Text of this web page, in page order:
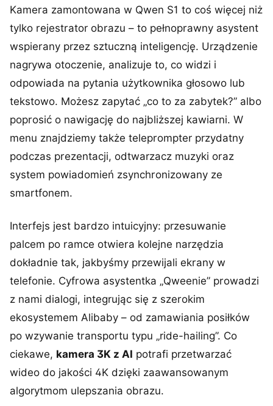
Kamera zamontowana w Qwen S1 to coś więcej niż
tylko rejestrator obrazu – to pełnoprawny asystent
wspierany przez sztuczną inteligencję. Urządzenie
nagrywa otoczenie, analizuje to, co widzi i
odpowiada na pytania użytkownika głosowo lub
tekstowo. Możesz zapytać „co to za zabytek?” albo
poprosić o nawigację do najbliższej kawiarni. W
menu znajdziemy także teleprompter przydatny
podczas prezentacji, odtwarzacz muzyki oraz
system powiadomień zsynchronizowany ze
smartfonem.
Interfejs jest bardzo intuicyjny: przesuwanie
palcem po ramce otwiera kolejne narzędzia
dokładnie tak, jakbyśmy przewijali ekrany w
telefonie. Cyfrowa asystentka „Qweenie” prowadzi
z nami dialogi, integrując się z szerokim
ekosystemem Alibaby – od zamawiania posiłków
po wzywanie transportu typu „ride-hailing”. Co
ciekawe, kamera 3K z AI potrafi przetwarzać
wideo do jakości 4K dzięki zaawansowanym
algorytmom ulepszania obrazu.